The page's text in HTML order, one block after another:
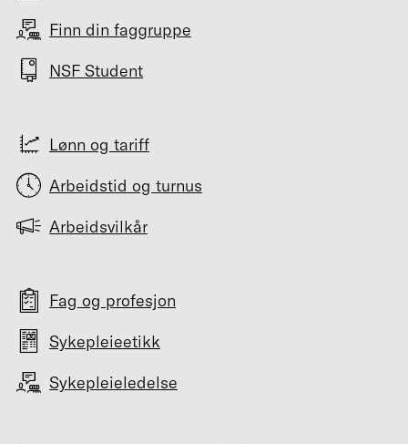
Finn din faggruppe
NSF Student
Lønn og tariff
Arbeidstid og turnus
Arbeidsvilkår
Fag og profesjon
Sykepleieetikk
Sykepleieledelse